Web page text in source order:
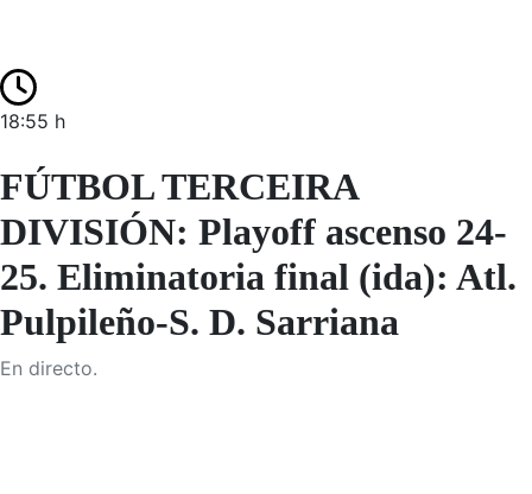
18:55 h
FÚTBOL TERCEIRA
DIVISIÓN: Playoff ascenso 24-
25. Eliminatoria final (ida): Atl.
Pulpileño-S. D. Sarriana
En directo.